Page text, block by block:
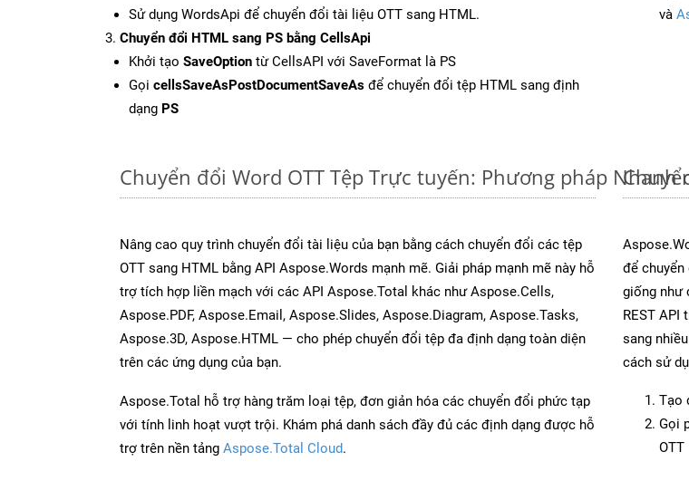
Sử dụng WordsApi để chuyển đổi tài liệu OTT sang HTML.
Chuyển đổi HTML sang PS bằng CellsApi
Khởi tạo SaveOption từ CellsAPI với SaveFormat là PS
Gọi cellsSaveAsPostDocumentSaveAs để chuyển đổi tệp HTML sang định
dạng PS
và
Chuyển đổi Word OTT Tệp Trực tuyến: Phương pháp Nhanh
Nâng cao quy trình chuyển đổi tài liệu của bạn bằng cách chuyển đổi các tệp
OTT sang HTML bằng API Aspose.Words mạnh mẽ. Giải pháp mạnh mẽ này hỗ
trợ tích hợp liền mạch với các API Aspose.Total khác như Aspose.Cells,
Aspose.PDF, Aspose.Email, Aspose.Slides, Aspose.Diagram, Aspose.Tasks,
Aspose.3D, Aspose.HTML — cho phép chuyển đổi tệp đa định dạng toàn diện
trên các ứng dụng của bạn.
Aspose.Total hỗ trợ hàng trăm loại tệp, đơn giản hóa các chuyển đổi phức tạp
với tính linh hoạt vượt trội. Khám phá danh sách đầy đủ các định dạng được hỗ
trợ trên nền tảng Aspose.Total Cloud.
để chuyển
giống như
REST API
sang
cách sử
Tạo
Gọi
OTT